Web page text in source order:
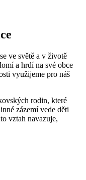
ve světě a v životě
a hrdí na své obce
využijeme pro náš
rodin, které
zázemí vede děti
vztah navazuje,